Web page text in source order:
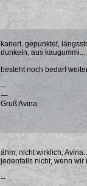
kariert, gepunktet,
dunkeln, aus kaugummi...
besteht noch bedarf
--
---
Gruß Avina
ähm, nicht wirklich,
jedenfalls nicht, wenn wir
--